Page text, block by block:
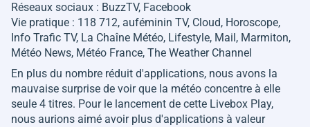
Réseaux sociaux : BuzzTV, Facebook
Vie pratique : 118 712, auféminin TV, Cloud, Horoscope,
Info Trafic TV, La Chaîne Météo, Lifestyle, Mail, Marmiton,
Météo News, Météo France, The Weather Channel
En plus du nombre réduit d'applications, nous avons la
mauvaise surprise de voir que la météo concentre à elle
seule 4 titres. Pour le lancement de cette Livebox Play,
nous aurions aimé avoir plus d'applications à valeur